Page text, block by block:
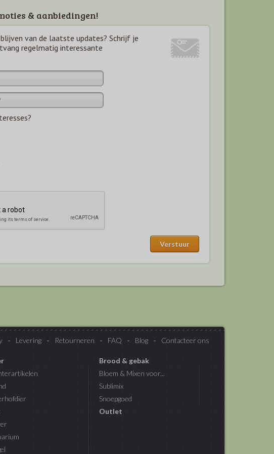
& aanbiedingen!
van de laatste updates? Schrijf je
regelmatig interessante
Levering Retourneren FAQ Blog Contacteer ons
Brood & gebak
Bloem & Mixen voor...
Sublimix
Snoepgoed
Outlet